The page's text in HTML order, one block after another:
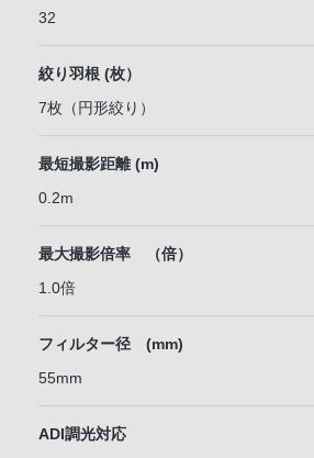
32
絞り羽根 (枚）
7枚（円形絞り）
最短撮影距離 (m)
0.2m
最大撮影倍率 （倍）
1.0倍
フィルター径 (mm)
55mm
ADI調光対応